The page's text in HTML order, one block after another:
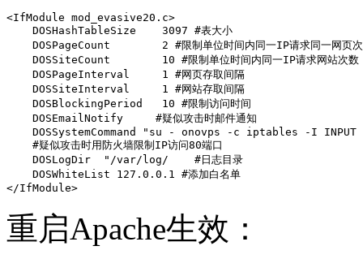
<IfModule mod_evasive20.c>
    DOSHashTableSize    3097 #表大小
DOSPageCount        2 #限制单位时间内同一IP请求同一网页
    DOSSiteCount        10 #限制单位时间内同一IP请求网站次数
    DOSPageInterval     1 #网页存取间隔
    DOSSiteInterval     1 #网站存取间隔
    DOSBlockingPeriod   10 #限制访问时间
    DOSEmailNotify     #疑似攻击时邮件通知
DOSSystemCommand "su - onovps -c iptables -I
    #疑似攻击时用防火墙限制IP访问80端口
    DOSLogDir  "/var/log/    #日志目录
    DOSWhiteList 127.0.0.1 #添加白名单
</IfModule>
重启Apache生效：